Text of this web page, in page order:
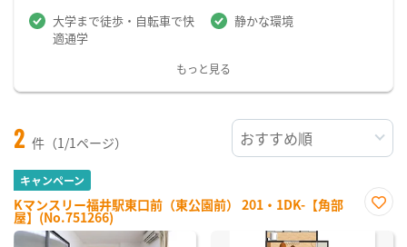
大学まで徒歩・自転車で快
適通学
静かな環境
もっと見る
2 件（1/1ページ）
キャンペーン
Kマンスリー福井駅東口前（東公園前） 201・1DK-【角部
屋】(No.751266)
に入